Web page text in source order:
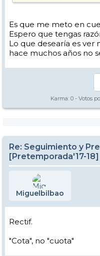
Es que me meto en
Espero que tengas
Lo que desearía es ver
hace muchos años no
Karma: 0 - Votos
Re: Seguimiento y
[Pretemporada'17-18]
Miguelbilbao
Rectif.
"Cota", no "cuota"